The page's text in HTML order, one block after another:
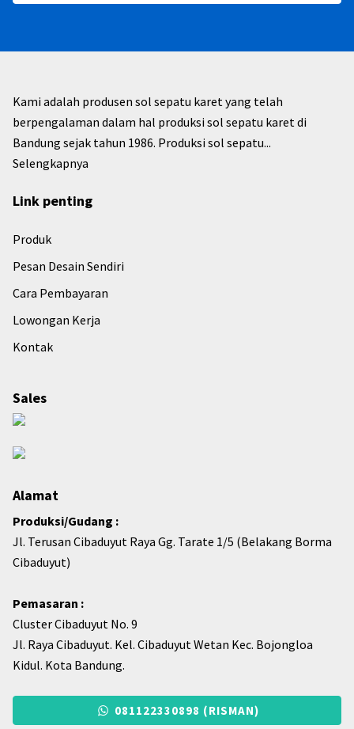
Kami adalah produsen sol sepatu karet yang telah
berpengalaman dalam hal produksi sol sepatu karet di
Bandung sejak tahun 1986. Produksi sol sepatu...
Selengkapnya
Link penting
Produk
Pesan Desain Sendiri
Cara Pembayaran
Lowongan Kerja
Kontak
Sales
Alamat
Produksi/Gudang :
Jl. Terusan Cibaduyut Raya Gg. Tarate 1/5 (Belakang Borma
Cibaduyut)
Pemasaran :
Cluster Cibaduyut No. 9
Jl. Raya Cibaduyut. Kel. Cibaduyut Wetan Kec. Bojongloa
Kidul. Kota Bandung.
081122330898 (RISMAN)